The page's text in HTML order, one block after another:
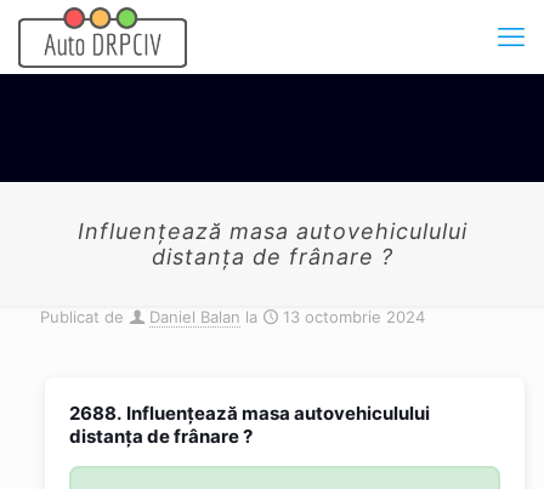
Influenţează masa autovehiculului
distanţa de frânare ?
Publicat de Daniel Balan la 13 octombrie 2024
2688. Influenţează masa autovehiculului
distanţa de frânare ?